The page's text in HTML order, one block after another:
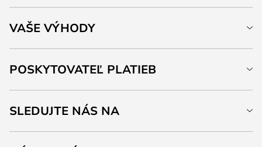
VAŠE VÝHODY
POSKYTOVATEĽ PLATIEB
SLEDUJTE NÁS NA